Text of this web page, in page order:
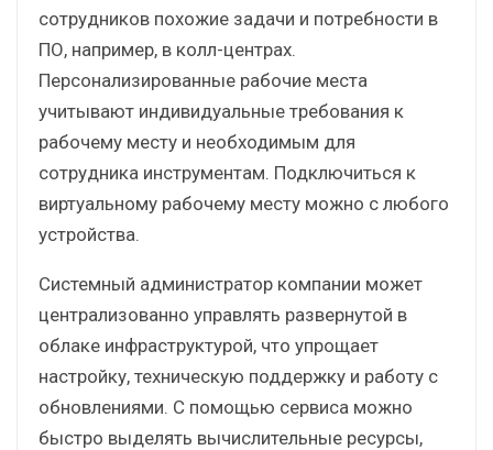
сотрудников похожие задачи и потребности в
ПО, например, в колл-центрах.
Персонализированные рабочие места
учитывают индивидуальные требования к
рабочему месту и необходимым для
сотрудника инструментам. Подключиться к
виртуальному рабочему месту можно с любого
устройства.
Системный администратор компании может
централизованно управлять развернутой в
облаке инфраструктурой, что упрощает
настройку, техническую поддержку и работу с
обновлениями. С помощью сервиса можно
быстро выделять вычислительные ресурсы,